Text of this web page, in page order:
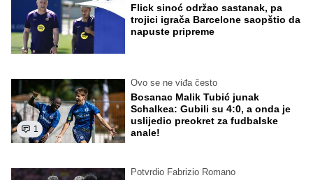
Flick sinoć održao sastanak, pa
trojici igrača Barcelone saopštio da
napuste pripreme
1
Ovo se ne viđa često
Bosanac Malik Tubić junak
Schalkea: Gubili su 4:0, a onda je
uslijedio preokret za fudbalske
anale!
Potvrdio Fabrizio Romano